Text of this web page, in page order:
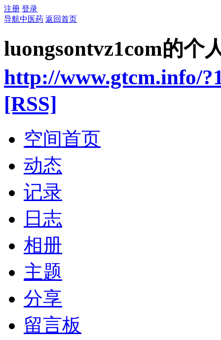
注册 登录
导航中医药 返回首页
luongsontvz1com的个
http://www.gtcm.info/
[RSS]
空间首页
动态
记录
日志
相册
主题
分享
留言板